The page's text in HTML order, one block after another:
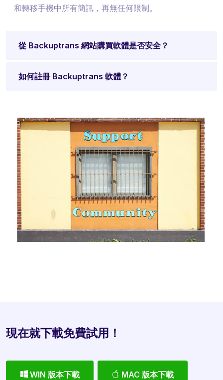
和轉移手機中所有簡訊，再無任何限制。
從 Backuptrans 網站購買軟體是否安全？
如何註冊 Backuptrans 軟體？
現在就下載免費試用！
WIN 版本下載 MAC 版本下載